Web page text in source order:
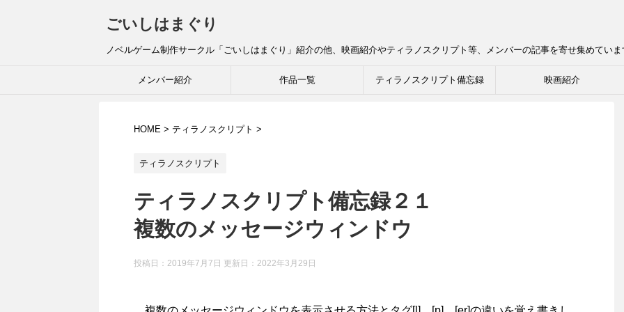
ごいしはまぐり
ノベルゲーム制作サークル「ごいしはまぐり」紹介の他、映画紹介やティラノスクリプト等、メンバーの記事を寄せ集めていま
メンバー紹介 作品一覧 ティラノスクリプト備忘録 映画紹介
HOME > ティラノスクリプト >
ティラノスクリプト
ティラノスクリプト備忘録２１
複数のメッセージウィンドウ
投稿日：2019年7月7日 更新日： 2022年3月29日